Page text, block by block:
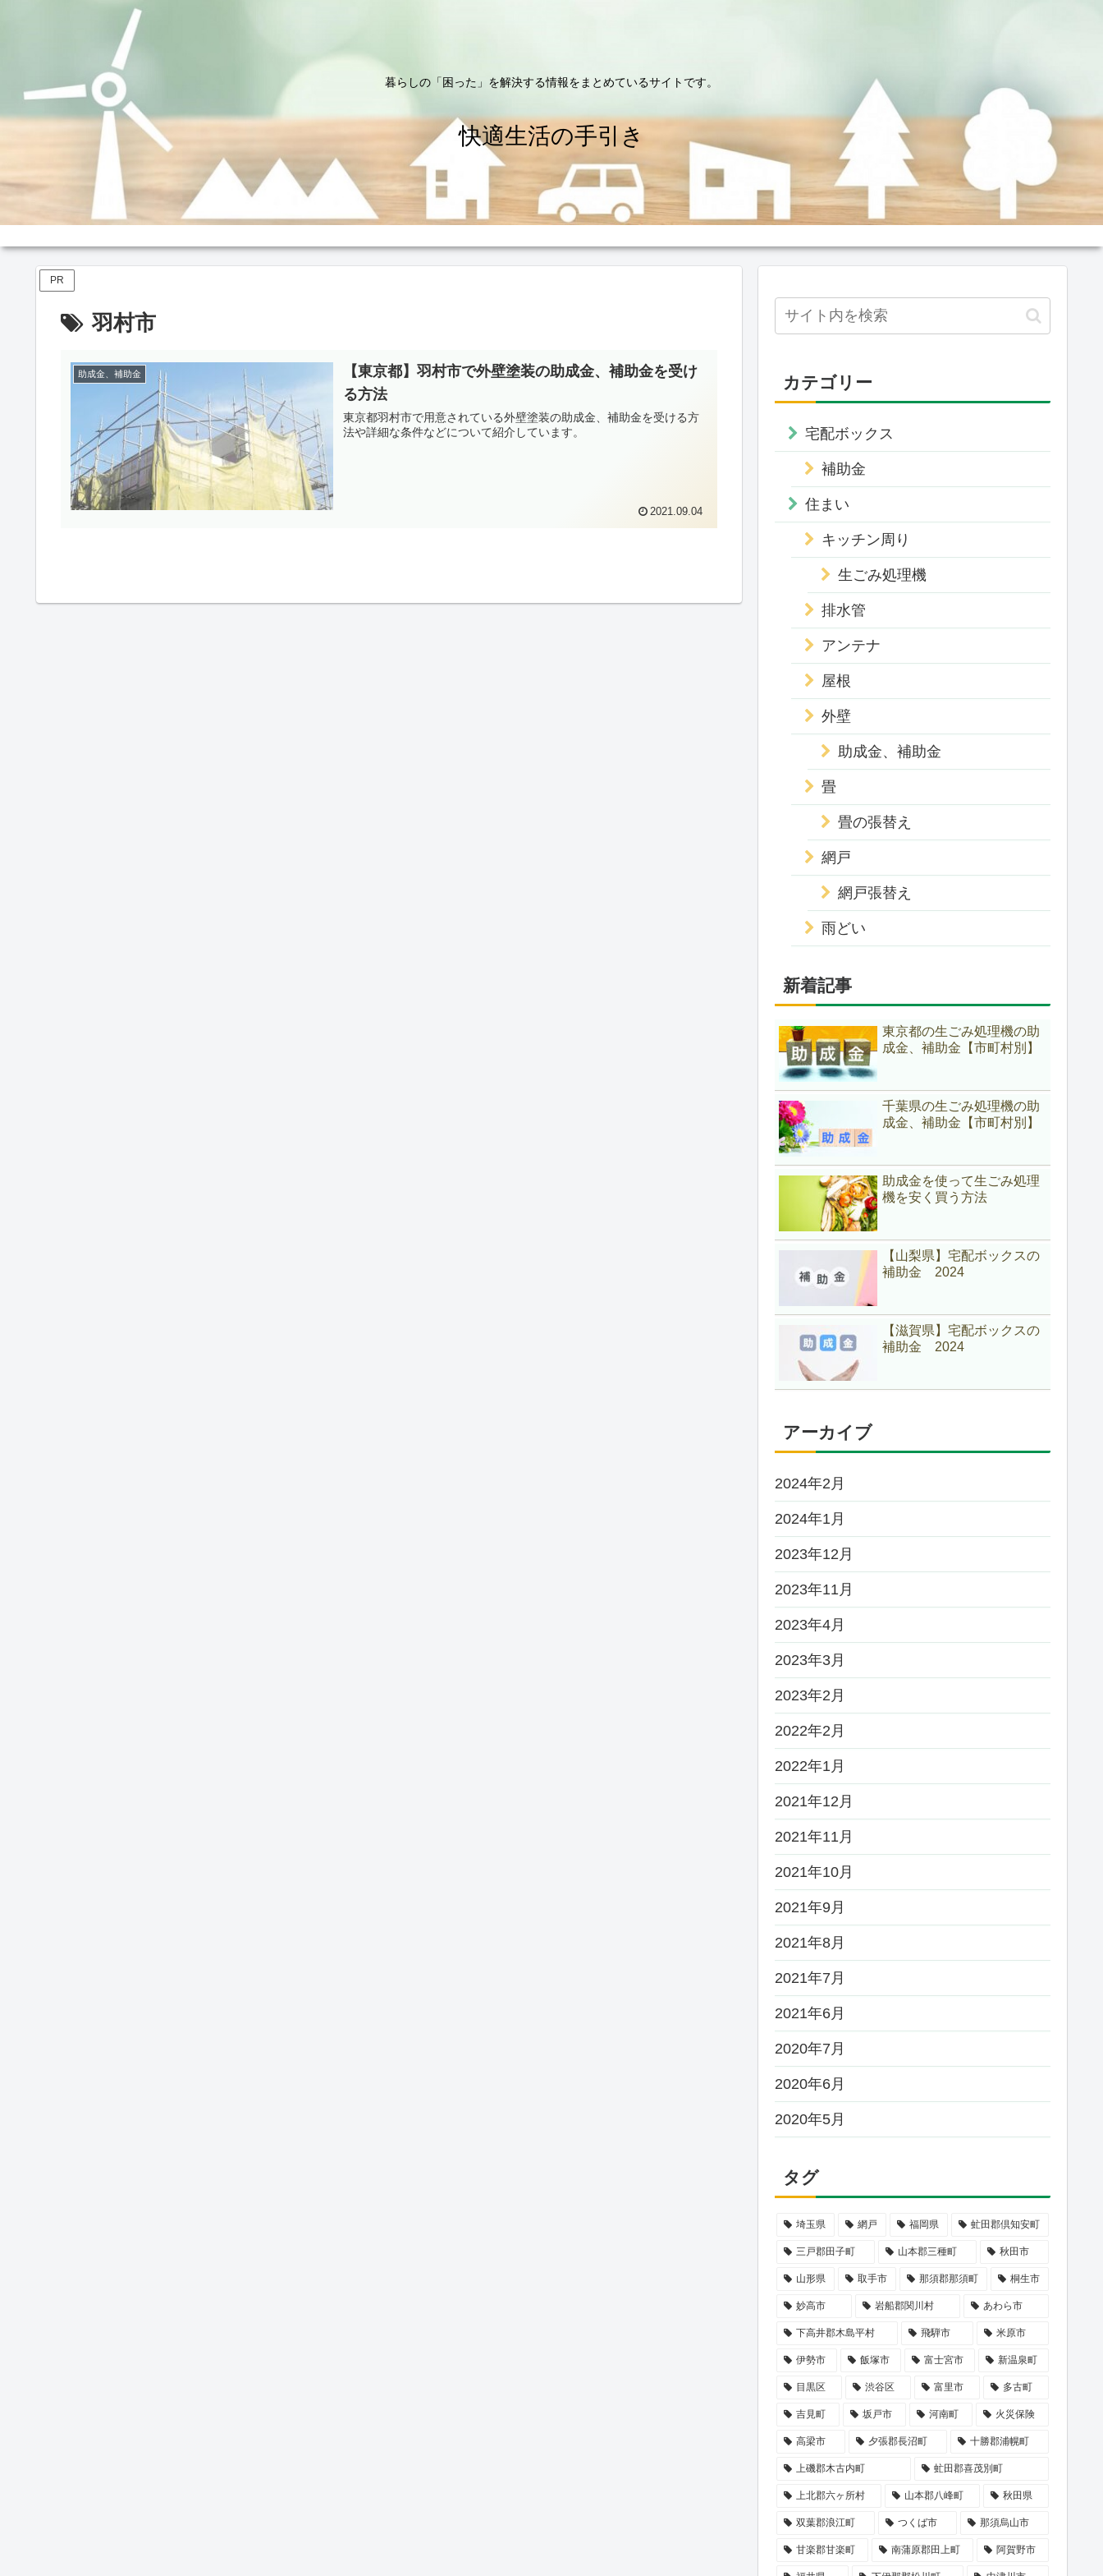
暮らしの「困った」を解決する情報をまとめているサイトです。
快適生活の手引き
PR
羽村市
助成金、補助金
【東京都】羽村市で外壁塗装の助成金、補助金を受け
る方法
東京都羽村市で用意されている外壁塗装の助成金、補助金を受ける方
法や詳細な条件などについて紹介しています。
2021.09.04
カテゴリー
宅配ボックス
補助金
住まい
キッチン周り
生ごみ処理機
排水管
アンテナ
屋根
外壁
助成金、補助金
畳
畳の張替え
網戸
網戸張替え
雨どい
新着記事
東京都の生ごみ処理機の助
成金、補助金【市町村別】
千葉県の生ごみ処理機の助
成金、補助金【市町村別】
助成金を使って生ごみ処理
機を安く買う方法
【山梨県】宅配ボックスの
補助金 2024
【滋賀県】宅配ボックスの
補助金 2024
アーカイブ
2024年2月
2024年1月
2023年12月
2023年11月
2023年4月
2023年3月
2023年2月
2022年2月
2022年1月
2021年12月
2021年11月
2021年10月
2021年9月
2021年8月
2021年7月
2021年6月
2020年7月
2020年6月
2020年5月
タグ
埼玉県 網戸 福岡県 虻田郡倶知安町
三戸郡田子町 山本郡三種町 秋田市
山形県 取手市 那須郡那須町 桐生市
妙高市 岩船郡関川村 あわら市
下高井郡木島平村 飛騨市 米原市
伊勢市 飯塚市 富士宮市 新温泉町
目黒区 渋谷区 富里市 多古町
吉見町 坂戸市 河南町 火災保険
高梁市 夕張郡長沼町 十勝郡浦幌町
上磯郡木古内町 虻田郡喜茂別町
上北郡六ヶ所村 山本郡八峰町 秋田県
双葉郡浪江町 つくば市 那須烏山市
甘楽郡甘楽町 南蒲原郡田上町 阿賀野市